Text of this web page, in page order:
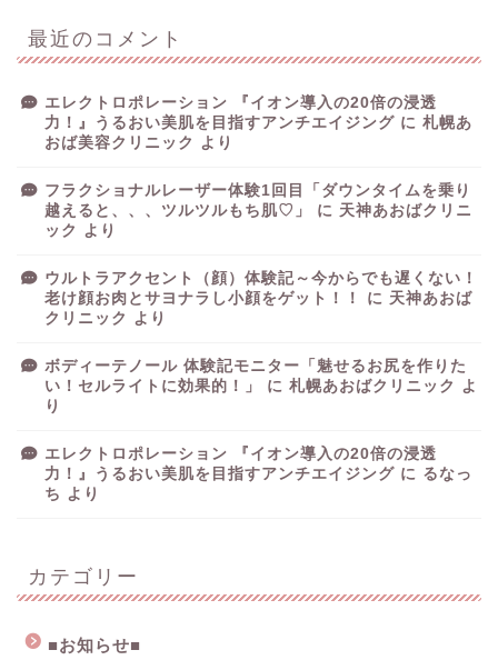
最近のコメント
エレクトロポレーション 『イオン導入の20倍の浸透
力！』うるおい美肌を目指すアンチエイジング に 札幌あ
おば美容クリニック より
フラクショナルレーザー体験1回目「ダウンタイムを乗り
越えると、、、ツルツルもち肌♡」
に 天神あおばクリニ
ック より
ウルトラアクセント（顔）体験記～今からでも遅くない！
老け顔お肉とサヨナラし小顔をゲット！！
に 天神あおば
クリニック より
ボディーテノール 体験記モニター「魅せるお尻を作りた
い！セルライトに効果的！」
に 札幌あおばクリニック よ
り
エレクトロポレーション 『イオン導入の20倍の浸透
力！』うるおい美肌を目指すアンチエイジング に るなっ
ち より
カテゴリー
■お知らせ■